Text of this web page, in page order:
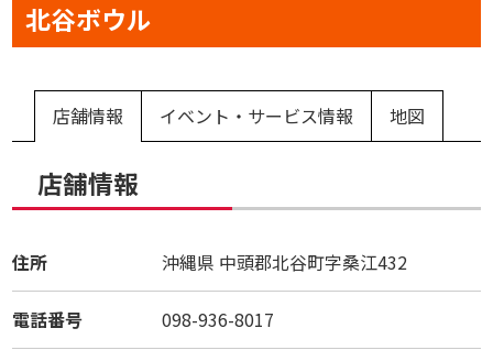
北谷ボウル
店舗情報 イベント・サービス情報 地図
店舗情報
住所 沖縄県 中頭郡北谷町字桑江432
電話番号 098-936-8017